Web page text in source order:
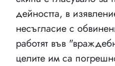
дейността, в
несъгласие с
работят във
целите им са